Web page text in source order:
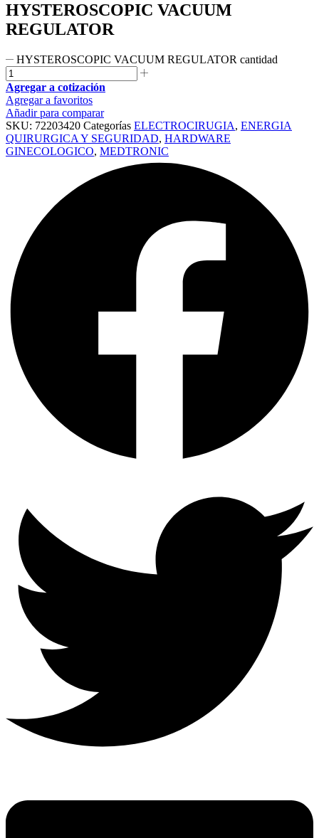
HYSTEROSCOPIC VACUUM
REGULATOR
HYSTEROSCOPIC VACUUM REGULATOR cantidad
Agregar a cotización
Agregar a favoritos
Añadir para comparar
SKU: 72203420 Categorías ELECTROCIRUGIA, ENERGIA
QUIRURGICA Y SEGURIDAD, HARDWARE
GINECOLOGICO, MEDTRONIC